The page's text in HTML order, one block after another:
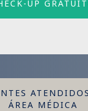
UP
ÁREA MÉDICA